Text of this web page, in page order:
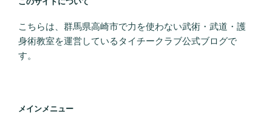
こちらは、群馬県高崎市で力を使わない武術・武道・護
身術教室を運営しているタイチークラブ公式ブログで
す。
メインメニュー